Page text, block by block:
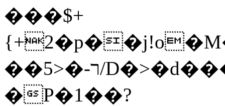
���$+
��ר-�<5/D�>�d�����1!u8JP�@TE�
�P�1��?